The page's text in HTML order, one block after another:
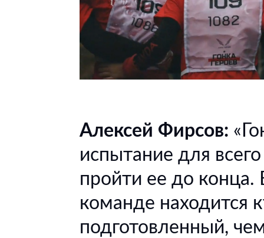
Алексей Фирсов:
испытание для
пройти ее до конца.
команде находится
подготовленный,